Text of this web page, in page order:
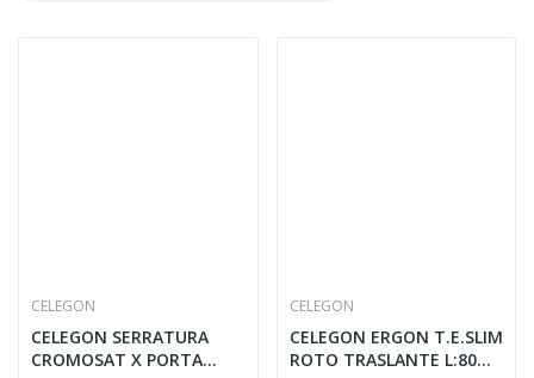
CELEGON
CELEGON SERRATURA
CROMOSAT X PORTA
CELEGON
CELEGON ERGON T.E.SLIM
ROTO TRASLANTE L:80